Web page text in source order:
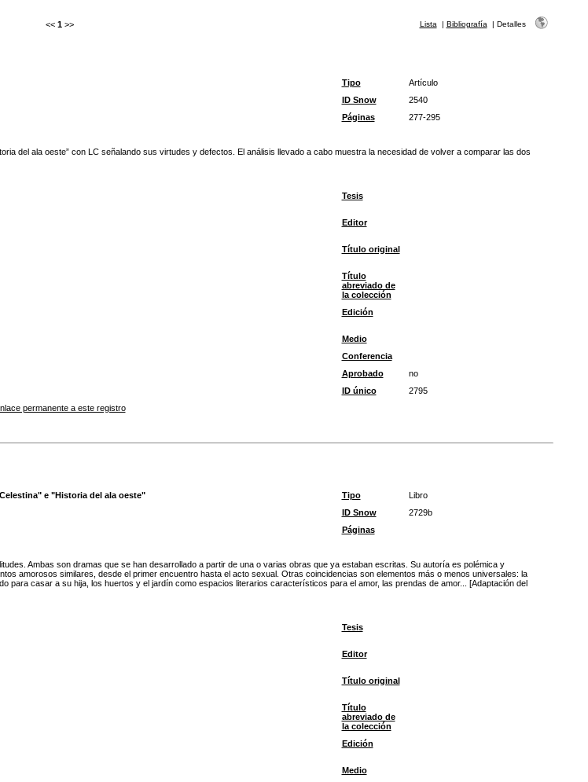
<< 1 >> Lista | Bibliografía | Detalles
Tipo
Artículo
ID Snow
2540
Páginas
277-295
del ala oeste” con LC señalando sus virtudes y defectos. El análisis llevado a cabo muestra la necesidad de volver a comparar las dos
Tesis
Editor
Título original
Título
abreviado de
la colección
Edición
Medio
Conferencia
Aprobado
no
ID único
2795
permanente a este registro
e "Historia del ala oeste" Tipo
Libro
ID Snow
2729b
Páginas
Ambas son dramas que se han desarrollado a partir de una o varias obras que ya estaban escritas. Su autoría es polémica y
amorosos similares, desde el primer encuentro hasta el acto sexual. Otras coincidencias son elementos más o menos universales: la
para casar a su hija, los huertos y el jardín como espacios literarios característicos para el amor, las prendas de amor... [Adaptación del
Tesis
Editor
Título original
Título
abreviado de
la colección
Edición
Medio